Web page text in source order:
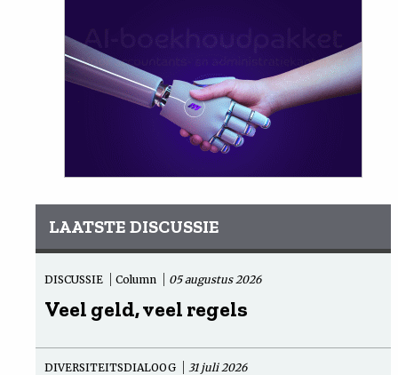
LAATSTE DISCUSSIE
DISCUSSIE Column 05 augustus 2026
Veel geld, veel regels
DIVERSITEITSDIALOOG 31 juli 2026